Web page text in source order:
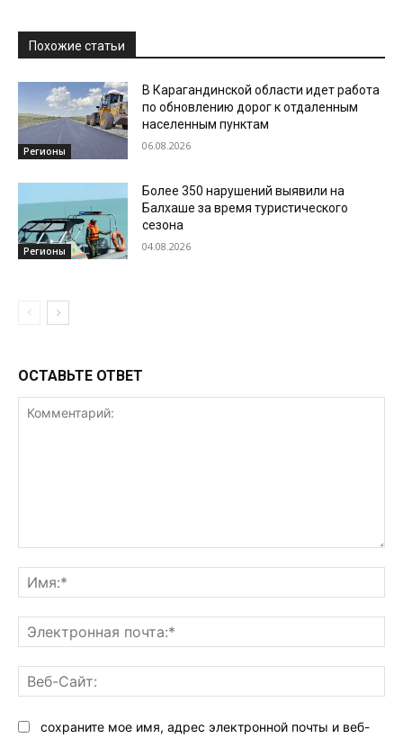
Похожие статьи
Регионы
В Карагандинской области идет работа
по обновлению дорог к отдаленным
населенным пунктам
06.08.2026
Регионы
Более 350 нарушений выявили на
Балхаше за время туристического
сезона
04.08.2026
ОСТАВЬТЕ ОТВЕТ
сохраните мое имя, адрес электронной почты и веб-